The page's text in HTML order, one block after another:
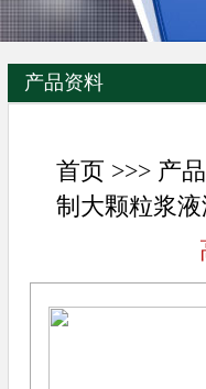
产品资料
首页 >>> 产
制大颗粒浆